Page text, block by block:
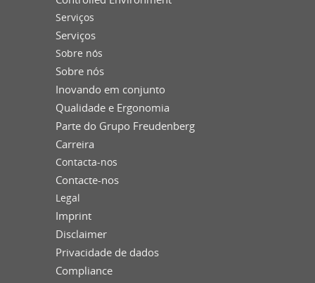
Serviços
Serviços
Sobre nós
Sobre nós
Inovando em conjunto
Qualidade e Ergonomia
Parte do Grupo Freudenberg
Carreira
Contacta-nos
Contacte-nos
Legal
Imprint
Disclaimer
Privacidade de dados
Compliance